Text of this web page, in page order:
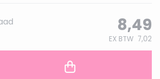
8,49
EX BTW 7,02